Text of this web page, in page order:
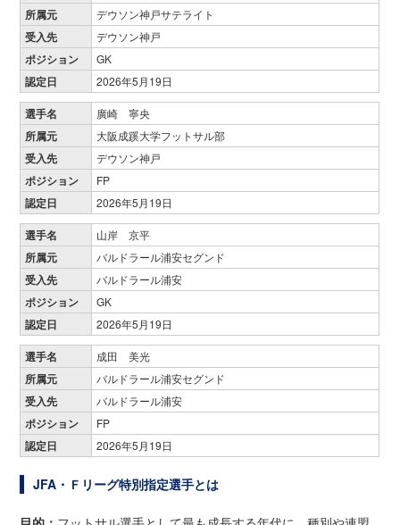
所属元 デウソン神戸サテライト
受入先 デウソン神戸
ポジション GK
認定日 2026年5月19日
選手名 廣崎 寧央
所属元 大阪成蹊大学フットサル部
受入先 デウソン神戸
ポジション FP
認定日 2026年5月19日
選手名 山岸 京平
所属元 バルドラール浦安セグンド
受入先 バルドラール浦安
ポジション GK
認定日 2026年5月19日
選手名 成田 美光
所属元 バルドラール浦安セグンド
受入先 バルドラール浦安
ポジション FP
認定日 2026年5月19日
JFA・Ｆリーグ特別指定選手とは